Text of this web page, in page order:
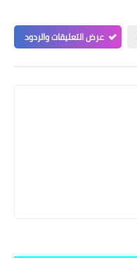
عرض التعليقات والردود